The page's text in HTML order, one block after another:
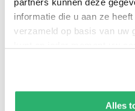
partners kunnen deze
informatie die u aan ze
verzameld op basis van uw
kunnen ontvangen enAlles